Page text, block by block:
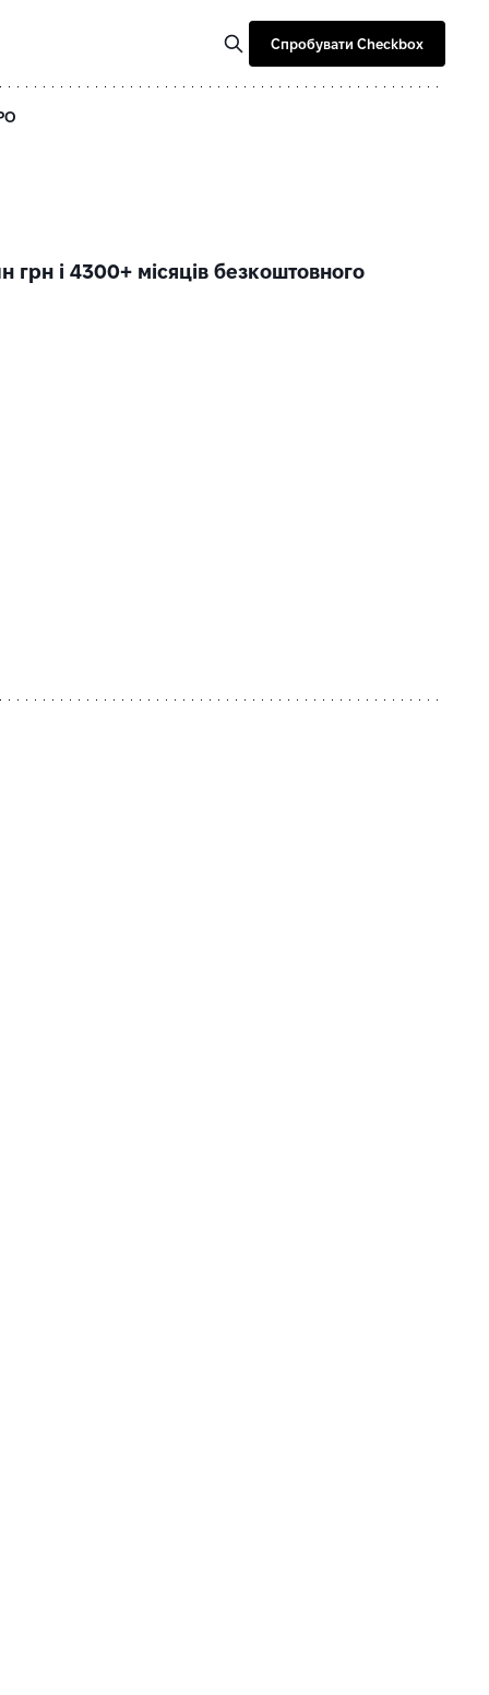
Спробувати Checkbox
і 4300+ місяців безкоштовного